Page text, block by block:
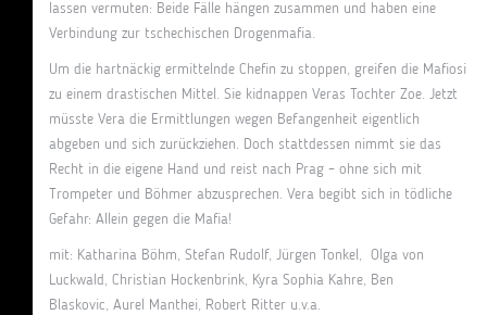
lassen vermuten: Beide Fälle hängen zusammen und haben eine
Verbindung zur tschechischen Drogenmafia.
Um die hartnäckig ermittelnde Chefin zu stoppen, greifen die Mafiosi
zu einem drastischen Mittel. Sie kidnappen Veras Tochter Zoe. Jetzt
müsste Vera die Ermittlungen wegen Befangenheit eigentlich
abgeben und sich zurückziehen. Doch stattdessen nimmt sie das
Recht in die eigene Hand und reist nach Prag – ohne sich mit
Trompeter und Böhmer abzusprechen. Vera begibt sich in tödliche
Gefahr: Allein gegen die Mafia!
mit: Katharina Böhm, Stefan Rudolf, Jürgen Tonkel, Olga von
Luckwald, Christian Hockenbrink, Kyra Sophia Kahre, Ben
Blaskovic, Aurel Manthei, Robert Ritter u.v.a.